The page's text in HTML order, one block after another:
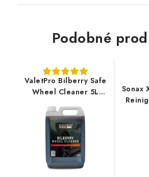
Podobné
ValetPro Bilberry Safe
Wheel Cleaner 5L
Sonax